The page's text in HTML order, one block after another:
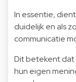
In essentie,
duidelijk en als
communicatie
Dit betekent dat
hun eigen